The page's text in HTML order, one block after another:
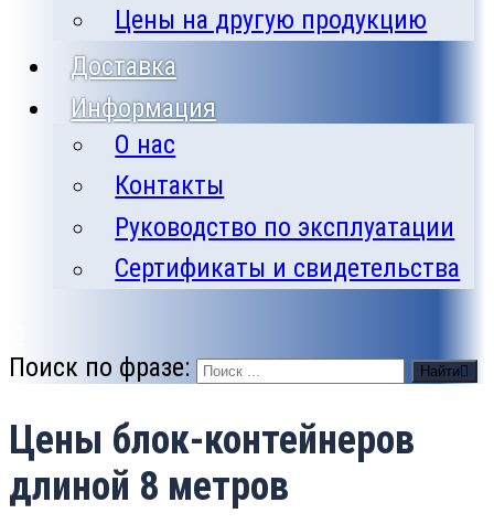
Цены на другую продукцию
Доставка
Информация
О нас
Контакты
Руководство по эксплуатации
Сертификаты и свидетельства
Поиск по фразе: Найти
Цены блок-контейнеров
длиной 8 метров